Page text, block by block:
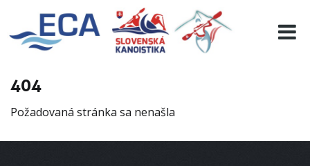
404
Požadovaná stránka sa nenašla
EURO 19
INFO
RESULTS